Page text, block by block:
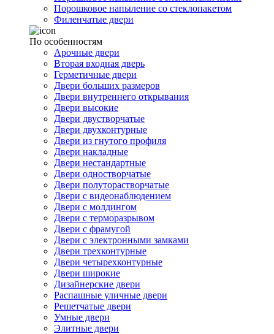
Порошковое напыление со стеклопакетом
Филенчатые двери
По особенностям
Арочные двери
Вторая входная дверь
Герметичные двери
Двери больших размеров
Двери внутреннего открывания
Двери высокие
Двери двустворчатые
Двери двухконтурные
Двери из гнутого профиля
Двери накладные
Двери нестандартные
Двери одностворчатые
Двери полуторастворчатые
Двери с видеонаблюдением
Двери с молдингом
Двери с терморазрывом
Двери с фрамугой
Двери с электронными замками
Двери трехконтурные
Двери четырехконтурные
Двери широкие
Дизайнерские двери
Распашные уличные двери
Решетчатые двери
Умные двери
Элитные двери